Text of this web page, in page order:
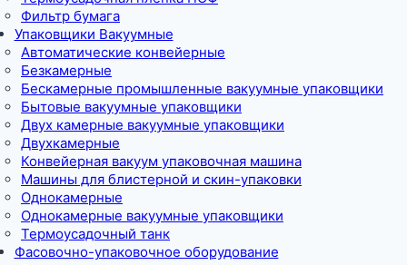
Фильтр бумага
Упаковщики Вакуумные
Автоматические конвейерные
Безкамерные
Бескамерные промышленные вакуумные упаковщики
Бытовые вакуумные упаковщики
Двух камерные вакуумные упаковщики
Двухкамерные
Конвейерная вакуум упаковочная машина
Машины для блистерной и скин-упаковки
Однокамерные
Однокамерные вакуумные упаковщики
Термоусадочный танк
Фасовочно-упаковочное оборудование